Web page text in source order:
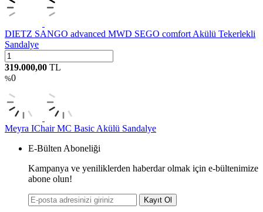
DIETZ SANGO advanced MWD SEGO comfort Akülü Tekerlekli
Sandalye
319.000,00 TL
%0
Meyra IChair MC Basic Akülü Sandalye
E-Bülten Aboneliği
Kampanya ve yeniliklerden haberdar olmak için e-bültenimize
abone olun!
Kayıt Ol